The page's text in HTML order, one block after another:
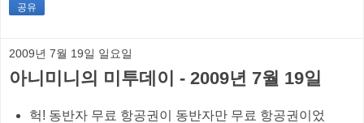
공유
2009년 7월 19일 일요일
아니미니의 미투데이 - 2009년 7월 19일
헉! 동반자 무료 항공권이 동반자만 무료 항공권이었